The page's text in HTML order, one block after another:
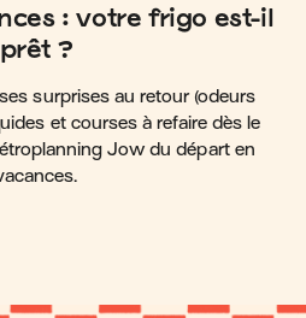
: votre frigo est-il
prêt ?
surprises au retour (odeurs
et courses à refaire dès le
Jow du départ en